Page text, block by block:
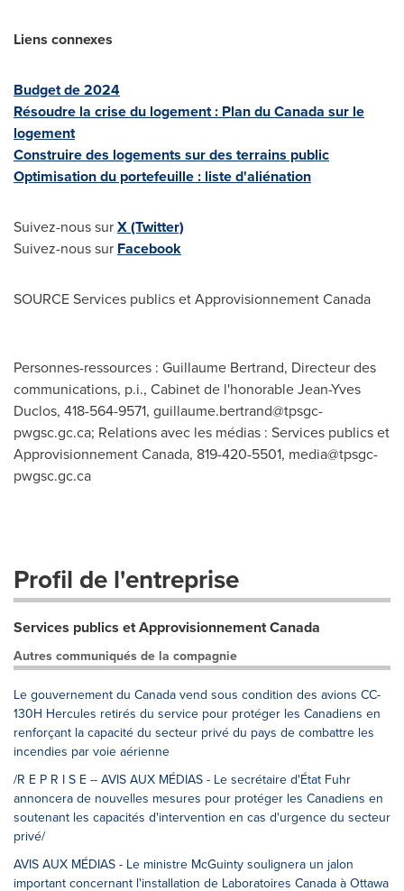
Liens connexes
Budget de 2024
Résoudre la crise du logement : Plan duCanada sur le
logement
Construire des logements sur des terrains public
Optimisation du portefeuille : liste d'aliénation
Suivez-nous surX (Twitter)
Suivez-nous sur Facebook
SOURCE Services publics et Approvisionnement Canada
Personnes-ressources : Guillaume Bertrand, Directeur des
communications, p.i., Cabinet de l'honorable Jean-Yves
Duclos, 418-564-9571, guillaume.bertrand@tpsgc-
pwgsc.gc.ca; Relations avec les médias : Services publics et
Approvisionnement Canada, 819-420-5501, media@tpsgc-
pwgsc.gc.ca
Profil de l'entreprise
Services publics et Approvisionnement Canada
Autres communiqués de la compagnie
Le gouvernement du Canada vend sous condition des avions CC-
130H Hercules retirés du service pour protéger les Canadiens en
renforçant la capacité du secteur privé du pays de combattre les
incendies par voie aérienne
/R E P R I S E -- AVIS AUX MÉDIAS - Le secrétaire d'État Fuhr
annoncera de nouvelles mesures pour protéger les Canadiens en
soutenant les capacités d'intervention en cas d'urgence du secteur
privé/
AVIS AUX MÉDIAS - Le ministre McGuinty soulignera un jalon
important concernant l'installation de Laboratoires Canada à Ottawa